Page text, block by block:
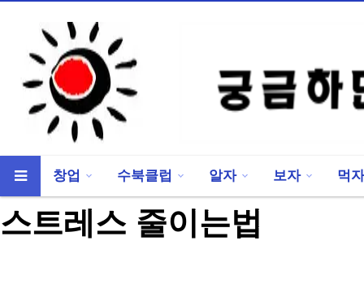
창업 수북클럽 알자 보자
먹자
스트레스 줄이는법